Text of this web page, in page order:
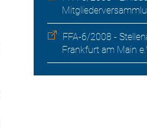
FFA-6/2008 -
Frankfurt am Main